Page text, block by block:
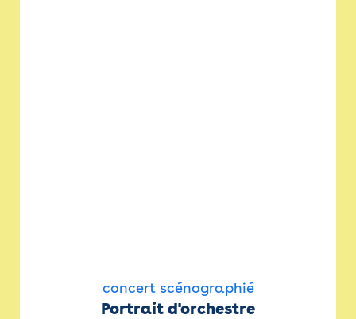
concert scénographié
Portrait d'orchestre